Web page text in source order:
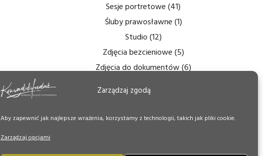
Zarządzaj zgodą
Aby zapewnić jak najlepsze wrażenia, korzystamy z technologii, takich jak pliki cookie.
Zarządzaj opcjami
Sesje portretowe(41)
Śluby prawosławne(1)
Studio(12)
Zdjęcia bezcieniowe(5)
Zdjęcia do dokumentów(6)
Zdjęcia tęczówki
Zdjęcia wnętrz(6)